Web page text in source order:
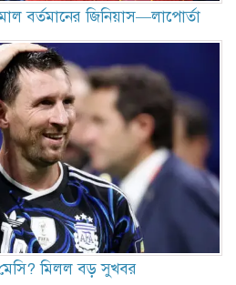
বর্তমানের জিনিয়াস—লাপোর্তা
মিলল বড় সুখবর